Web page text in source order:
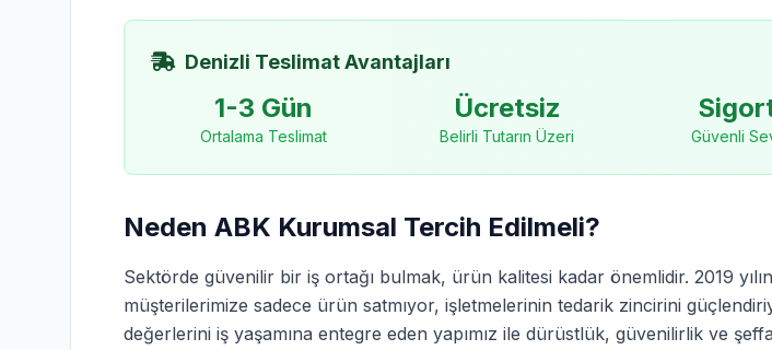
Denizli Teslimat Avantajları
1-3 Gün
Ortalama Teslimat
Ücretsiz
Belirli Tutarın Üzeri Güvenli
Neden ABK Kurumsal Tercih Edilmeli?
Sektörde güvenilir bir iş ortağı bulmak, ürün kalitesi kadar önemlidir. 2019
müşterilerimize sadece ürün satmıyor, işletmelerinin tedarik zincirini
değerlerini iş yaşamına entegre eden yapımız ile dürüstlük, güvenilirlik ve